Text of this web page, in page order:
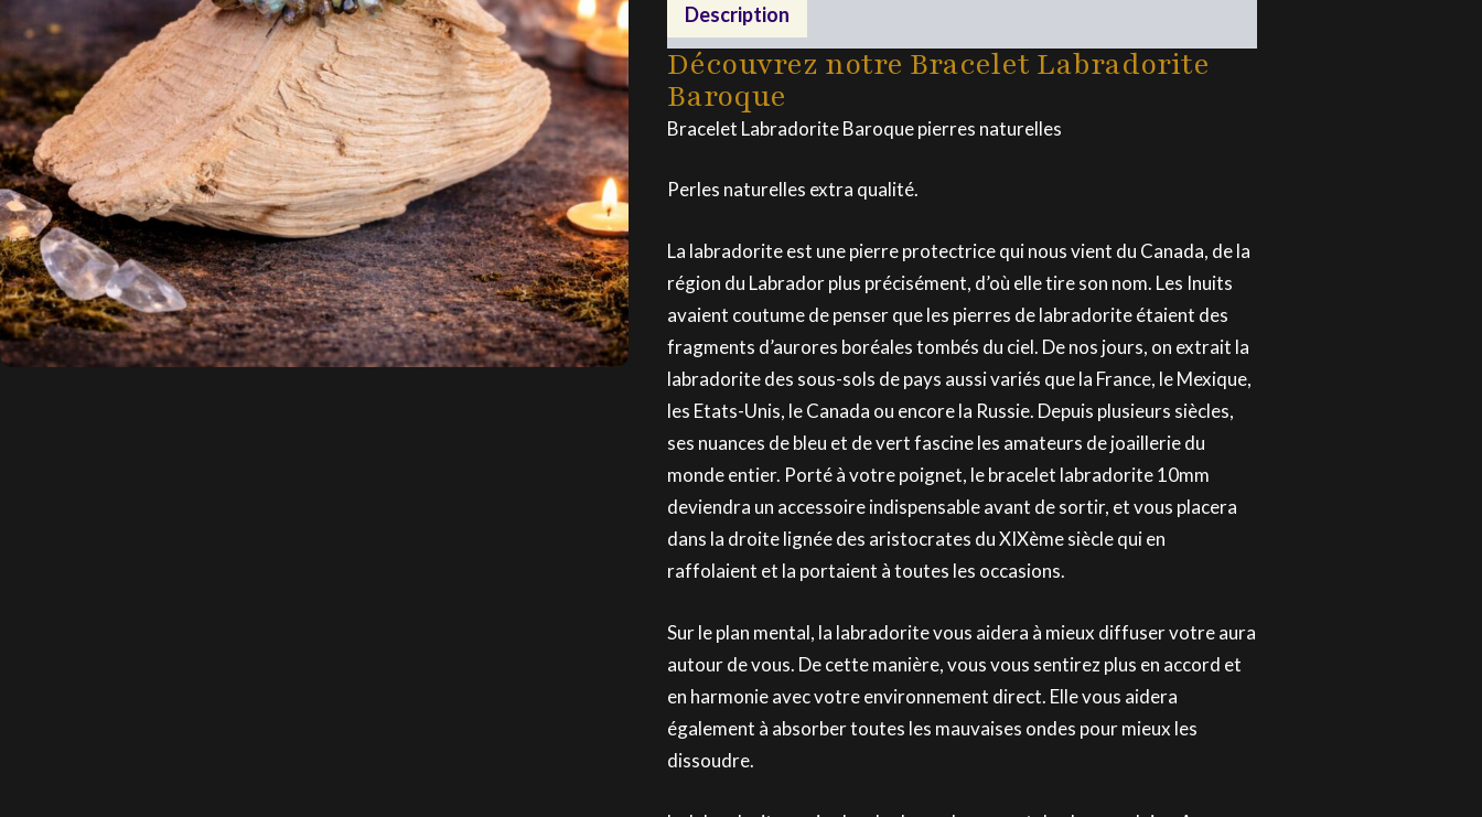
Baroque
Description
Découvrez notre Bracelet Labradorite
Baroque
Bracelet Labradorite Baroque pierres naturelles
Perles naturelles extra qualité.
La labradorite est une pierre protectrice qui nous vient du Canada, de la
région du Labrador plus précisément, d’où elle tire son nom. Les Inuits
avaient coutume de penser que les pierres de labradorite étaient des
fragments d’aurores boréales tombés du ciel. De nos jours, on extrait la
labradorite des sous-sols de pays aussi variés que la France, le Mexique,
les Etats-Unis, le Canada ou encore la Russie. Depuis plusieurs siècles,
ses nuances de bleu et de vert fascine les amateurs de joaillerie du
monde entier. Porté à votre poignet, le bracelet labradorite 10mm
deviendra un accessoire indispensable avant de sortir, et vous placera
dans la droite lignée des aristocrates du XIXème siècle qui en
raffolaient et la portaient à toutes les occasions.
Sur le plan mental, la labradorite vous aidera à mieux diffuser votre aura
autour de vous. De cette manière, vous vous sentirez plus en accord et
en harmonie avec votre environnement direct. Elle vous aidera
également à absorber toutes les mauvaises ondes pour mieux les
dissoudre.